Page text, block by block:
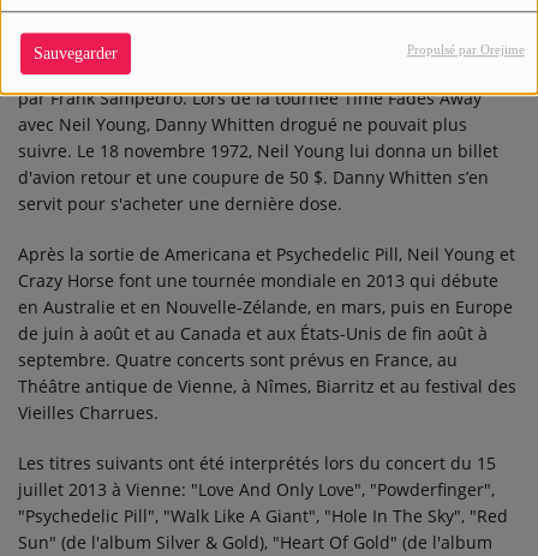
Sauvegarder Propulsé par Orejime
sur l'album "After The Gold Rush" de Neil Young.
Danny Whitten meurt d'une overdose en 1972 est remplacé
par Frank Sampedro. Lors de la tournée Time Fades Away
avec Neil Young, Danny Whitten drogué ne pouvait plus
suivre. Le 18 novembre 1972, Neil Young lui donna un billet
d'avion retour et une coupure de 50 $. Danny Whitten s’en
servit pour s'acheter une dernière dose.
Après la sortie de Americana et Psychedelic Pill, Neil Young et
Crazy Horse font une tournée mondiale en 2013 qui débute
en Australie et en Nouvelle-Zélande, en mars, puis en Europe
de juin à août et au Canada et aux États-Unis de fin août à
septembre. Quatre concerts sont prévus en France, au
Théâtre antique de Vienne, à Nîmes, Biarritz et au festival des
Vieilles Charrues.
Les titres suivants ont été interprétés lors du concert du 15
juillet 2013 à Vienne: "Love And Only Love", "Powderfinger",
"Psychedelic Pill", "Walk Like A Giant", "Hole In The Sky", "Red
Sun" (de l'album Silver & Gold), "Heart Of Gold" (de l'album